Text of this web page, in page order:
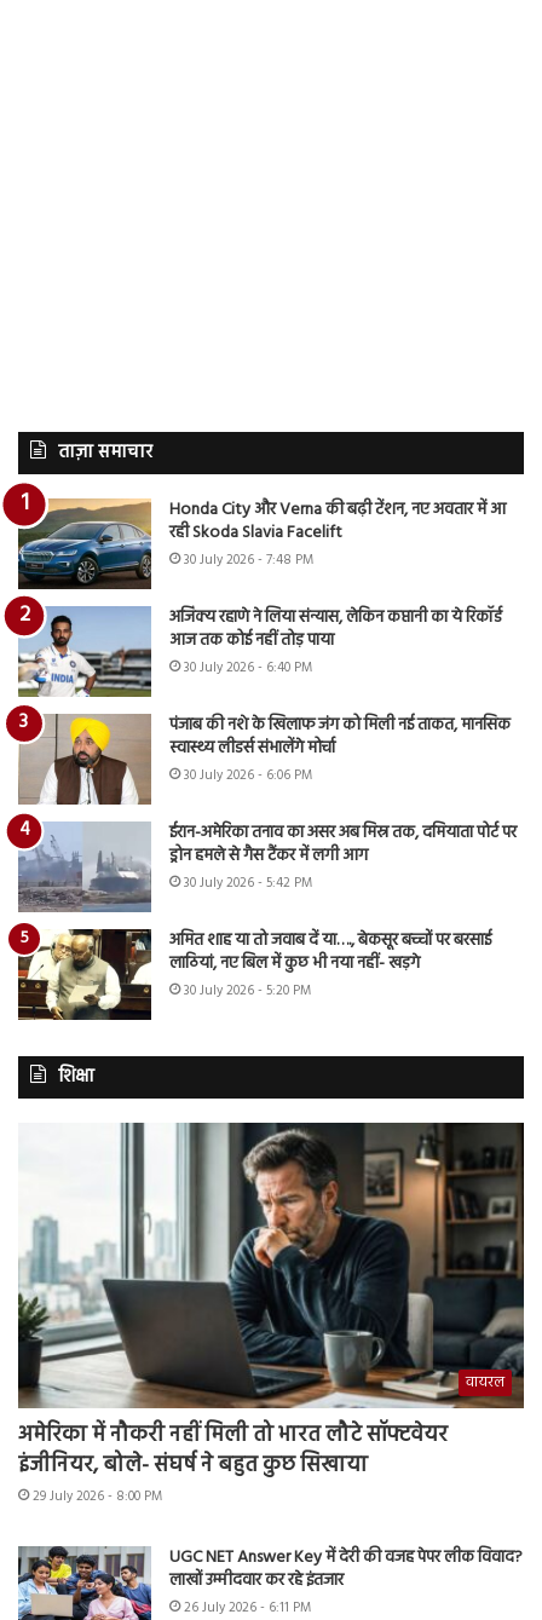
ताज़ा समाचार
Honda City और Verna की बढ़ी टेंशन, नए अवतार में आ
रही Skoda Slavia Facelift
30 July 2026 - 7:48 PM
अजिंक्य रहाणे ने लिया संन्यास, लेकिन कप्तानी का ये रिकॉर्ड
आज तक कोई नहीं तोड़ पाया
30 July 2026 - 6:40 PM
पंजाब की नशे के खिलाफ जंग को मिली नई ताकत, मानसिक
स्वास्थ्य लीडर्स संभालेंगे मोर्चा
30 July 2026 - 6:06 PM
ईरान-अमेरिका तनाव का असर अब मिस्र तक, दमियाता पोर्ट पर
ड्रोन हमले से गैस टैंकर में लगी आग
30 July 2026 - 5:42 PM
अमित शाह या तो जवाब दें या…., बेकसूर बच्चों पर बरसाई
लाठियां, नए बिल में कुछ भी नया नहीं- खड़गे
30 July 2026 - 5:20 PM
शिक्षा
वायरल
अमेरिका में नौकरी नहीं मिली तो भारत लौटे सॉफ्टवेयर
इंजीनियर, बोले- संघर्ष ने बहुत कुछ सिखाया
29 July 2026 - 8:00 PM
UGC NET Answer Key में देरी की वजह पेपर लीक विवाद?
लाखों उम्मीदवार कर रहे इंतजार
26 July 2026 - 6:11 PM